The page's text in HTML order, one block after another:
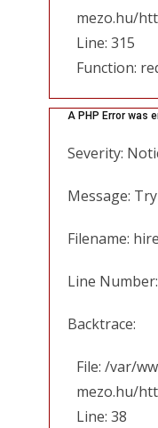
mezo.hu/
Line: 315
Function:
A PHP Error was
Severity:
Message:
Filename:
Line
Backtrace:
File: /var/
mezo.hu/
Line: 38